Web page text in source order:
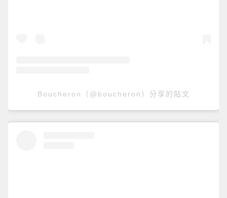
Boucheron（@boucheron）分享的貼文